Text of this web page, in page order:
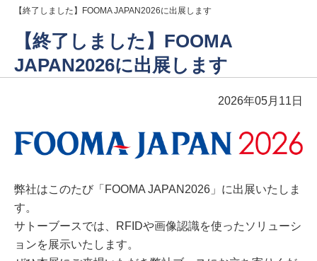
【終了しました】FOOMA JAPAN2026に出展します
【終了しました】FOOMA
JAPAN2026に出展します
2026年05月11日
弊社はこのたび「FOOMA JAPAN2026」に出展いたしま
す。
サトーブースでは、RFIDや画像認識を使ったソリューシ
ョンを展示いたします。